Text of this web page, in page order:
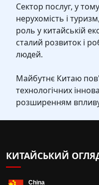
Сектор послуг, у
нерухомість і
роль у китайській
сталий розвиток і
людей.
Майбутнє Китаю
технологічних
розширенням
КИТАЙСЬКИЙ